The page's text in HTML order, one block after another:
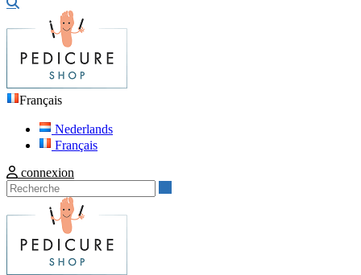
Français
Nederlands
Français
connexion